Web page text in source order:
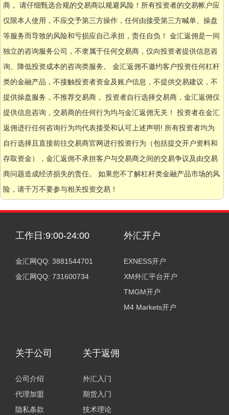
商， 请仔细甄选合规的交易商以规避风险！所有投资者的交易帐户应
仅限本人使用，不应交予第三方操作，任何由接受第三方喊单、操盘
等服务而导致的风险和亏损应自己承担，责任自负！ 金汇返佣是一间
独立的咨询服务公司，不隶属于任何交易商，仅向投资者提供信息咨
询、降低投资成本的咨询类服务。 金汇返佣不邀约客户投资任何杠杆
类的金融产品，不接触投资者资金及账户信息，不提供交易建议，不
提供操盘服务，不推荐交易商， 投资者自行选择交易商，金汇返佣仅
提供信息咨询，交易商的任何行为均与金汇返佣无关！ 投资者在金汇
返佣进行任何咨询行为均代表接受和认可上述声明! 所有投资者均为
自行选择且直接前往交易商官网进行投资行为（包括提交开户资料和
存取资金），金汇返佣不承担客户与交易商之间的交易争议及由交易
商问题造成经济损失的责任。 如果您不了解杠杆类金融产品市场的风
险，请千万不要参与相关投资交易！
工作日:9:00-24:00
金汇网QQ: 3881544701
金汇网QQ: 731600734
外汇开户
EXNESS开户
XM外汇平台开户
TMGM开户
M4 Markets开户
关于公司
公司介绍
代理加盟
隐私条款
关于返佣
外汇入门
期货入门
技术理论